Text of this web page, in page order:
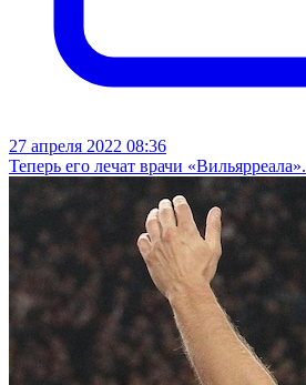
27 апреля 2022 08:36
Теперь его лечат врачи «Вильярреала».